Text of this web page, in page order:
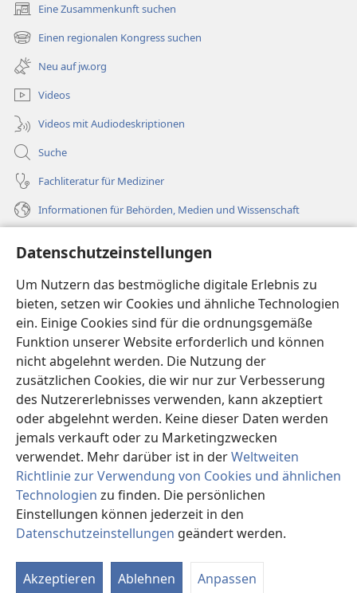
Datenschutzeinstellungen
Um Nutzern das bestmögliche digitale Erlebnis zu
bieten, setzen wir Cookies und ähnliche Technologien
ein. Einige Cookies sind für die ordnungsgemäße
Funktion unserer Website erforderlich und können
nicht abgelehnt werden. Die Nutzung der
zusätzlichen Cookies, die wir nur zur Verbesserung
des Nutzererlebnisses verwenden, kann akzeptiert
oder abgelehnt werden. Keine dieser Daten werden
jemals verkauft oder zu Marketingzwecken
verwendet. Mehr darüber ist in derWeltweiten
Richtlinie zur Verwendung von Cookies und ähnlichen
Technologien zu finden. Die persönlichen
Einstellungen können jederzeit in den
Datenschutzeinstellungen geändert werden.
Akzeptieren Ablehnen Anpassen
Eine Zusammenkunft suchen
(öffnet
neues
Fenster)
Einen regionalen Kongress suchen
(öffnet
neues
Fenster)
Neu auf jw.org
Videos
Videos mit Audiodeskriptionen
Suche
Fachliteratur für Mediziner
Informationen für Behörden, Medien und Wissenschaft
Spenden
(öffnet
neues
Fenster)Wachtturm ONLINE-BIBLIOTHEK
(öffnet
neues
Fenster)JW Hub®
(öffnet
neues
Fenster)JW Library
Watchtower Library ®
Copyright© 2026 Watch Tower Bible and Tract Society of Pennsylvania.
NUTZUNGSBEDINGUNGEN
DATENSCHUTZERKLÄRUNG
DATENSCHUTZEINSTELLUNGEN